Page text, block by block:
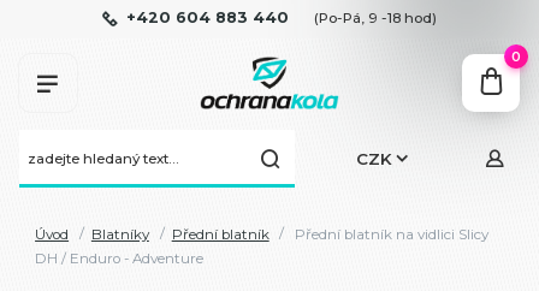
CZK
+420 604 883 440 (Po-Pá, 9 -18 hod)
0
Úvod Blatníky Přední blatník
Přední blatník na vidlici Slicy
DH / Enduro - Adventure